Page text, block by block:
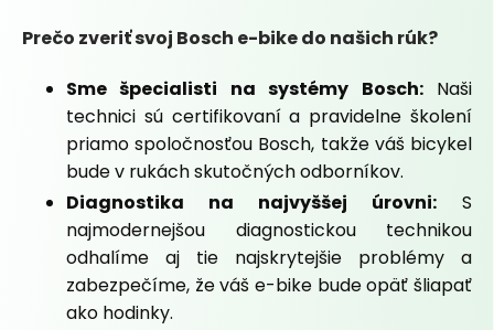
Prečo zveriť svoj Bosch e-bike do našich rúk?
Sme špecialisti na systémy Bosch:Naši
technici sú certifikovaní a pravidelne školení
priamo spoločnosťou Bosch, takže váš bicykel
bude v rukách skutočných odborníkov.
Diagnostika na najvyššej úrovni: S
najmodernejšou diagnostickou technikou
odhalíme aj tie najskrytejšie problémy a
zabezpečíme, že váš e-bike bude opäť šliapať
ako hodinky.